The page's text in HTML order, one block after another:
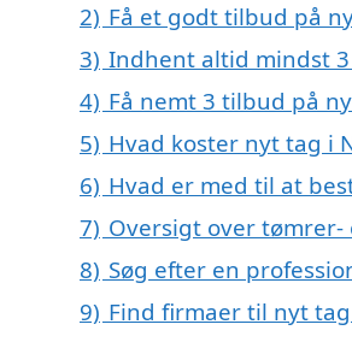
2) Få et godt tilbud på
3) Indhent altid mindst
4) Få nemt 3 tilbud på
5) Hvad koster nyt tag i
6) Hvad er med til at
7) Oversigt over
8) Søg efter en
9) Find firmaer til nyt